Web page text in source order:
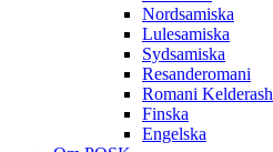
Nordsamiska
Lulesamiska
Sydsamiska
Resanderomani
Romani Kelderash
Finska
Engelska